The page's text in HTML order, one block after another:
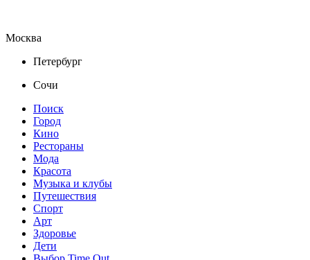
Москва
Петербург
Сочи
Поиск
Город
Кино
Рестораны
Мода
Красота
Музыка и клубы
Путешествия
Спорт
Арт
Здоровье
Дети